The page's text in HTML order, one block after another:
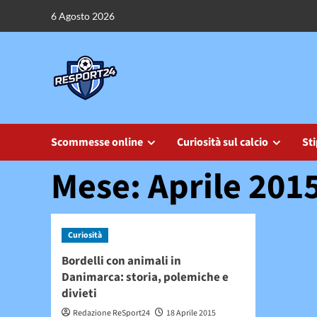
6 Agosto 2026
Scommesse online Curiosità sul calcio
Mese:Aprile
Curiosità
Bordelli con animali in
Danimarca: storia, polemiche e
divieti
Redazione ReSport24
18 Aprile 2015